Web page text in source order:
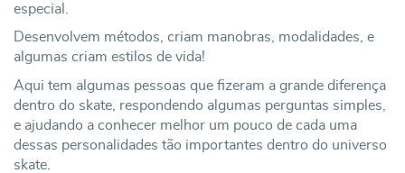
especial.
Desenvolvem métodos, criam manobras, modalidades, e
algumas criam estilos de vida!
Aqui tem algumas pessoas que fizeram a grande diferença
dentro do skate, respondendo algumas perguntas simples,
e ajudando a conhecer melhor um pouco de cada uma
dessas personalidades tão importantes dentro do universo
skate.